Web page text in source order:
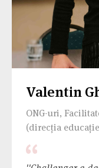
Valentin
ONG-uri,
(direcția